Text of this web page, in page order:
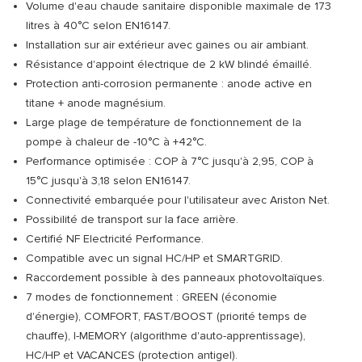
Volume d'eau chaude sanitaire disponible maximale de 173
litres à 40°C selon EN16147.
Installation sur air extérieur avec gaines ou air ambiant.
Résistance d'appoint électrique de 2 kW blindé émaillé.
Protection anti-corrosion permanente : anode active en
titane + anode magnésium.
Large plage de température de fonctionnement de la
pompe à chaleur de -10°C à +42°C.
Performance optimisée : COP à 7°C jusqu'à 2,95, COP à
15°C jusqu'à 3,18 selon EN16147.
Connectivité embarquée pour l'utilisateur avec Ariston Net.
Possibilité de transport sur la face arrière.
Certifié NF Electricité Performance.
Compatible avec un signal HC/HP et SMARTGRID.
Raccordement possible à des panneaux photovoltaïques.
7 modes de fonctionnement : GREEN (économie
d'énergie), COMFORT, FAST/BOOST (priorité temps de
chauffe), I-MEMORY (algorithme d'auto-apprentissage),
HC/HP et VACANCES (protection antigel).